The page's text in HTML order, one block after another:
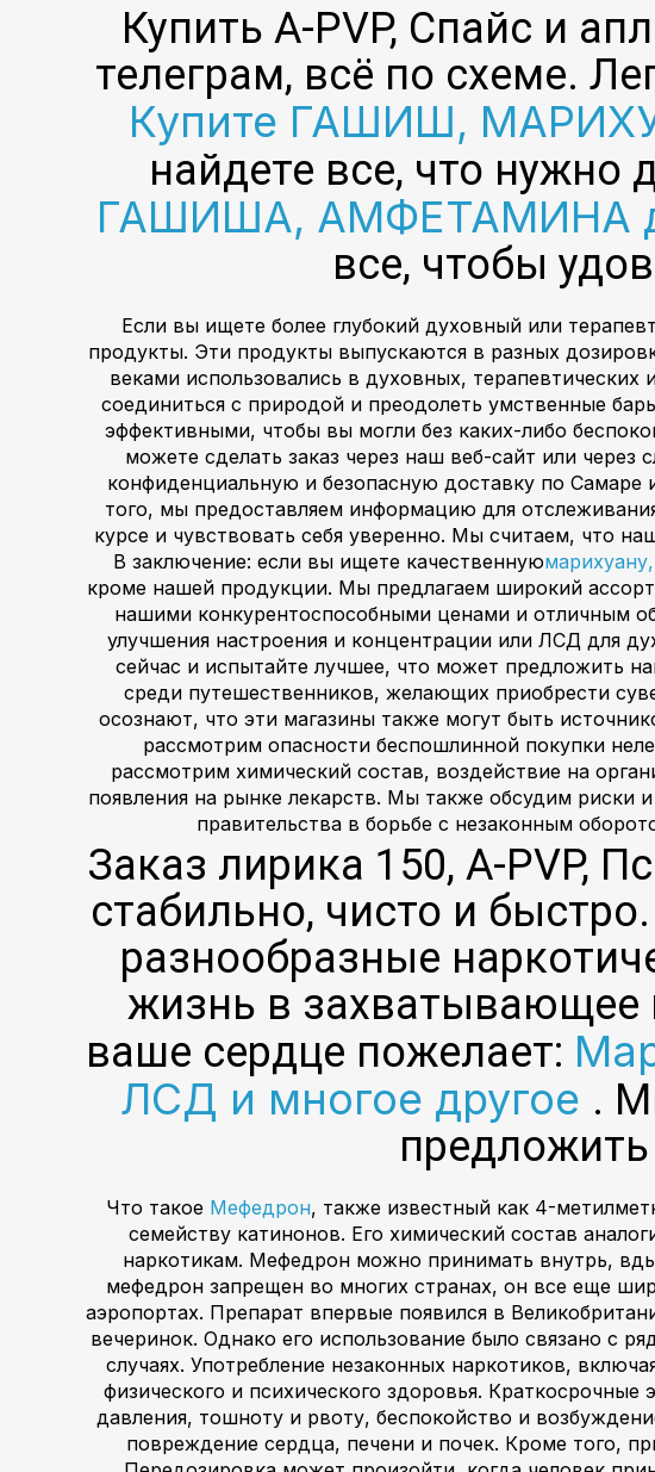
Купить A-PVP, Спайс и
телеграм, всё по схеме.
Купите ГАШИШ,
найдете все, что нужно
ГАШИША, АМФЕТАМИНА
все, чтобы
Если вы ищете более глубокий духовный или
продукты. Эти продукты выпускаются в разных
веками использовались в духовных,
соединиться с природой и преодолеть умственные
эффективными, чтобы вы могли без каких-либо
можете сделать заказ через наш веб-сайт или
конфиденциальную и безопасную доставку по Самаре
того, мы предоставляем информацию для
курсе и чувствовать себя уверенно. Мы считаем, что
В заключение: если вы ищете качественную
кроме нашей продукции. Мы предлагаем широкий
нашими конкурентоспособными ценами и отличным
улучшения настроения и концентрации или ЛСД для
сейчас и испытайте лучшее, что может предложить
среди путешественников, желающих приобрести
осознают, что эти магазины также могут быть
рассмотрим опасности беспошлинной покупки
рассмотрим химический состав, воздействие на
появления на рынке лекарств. Мы также обсудим риски
правительства в борьбе с незаконным
Заказ лирика 150, A-PVP,
стабильно, чисто и
разнообразные
жизнь в захватывающее
ваше сердце пожелает:
ЛСД и многое другое .
Что такое Мефедрон, также известный как 4-
семейству катинонов. Его химический состав
наркотикам. Мефедрон можно принимать внутрь,
мефедрон запрещен во многих странах, он все еще
аэропортах. Препарат впервые появился в
вечеринок. Однако его использование было связано с
случаях. Употребление незаконных наркотиков,
физического и психического здоровья.
давления, тошноту и рвоту, беспокойство и
повреждение сердца, печени и почек. Кроме того,